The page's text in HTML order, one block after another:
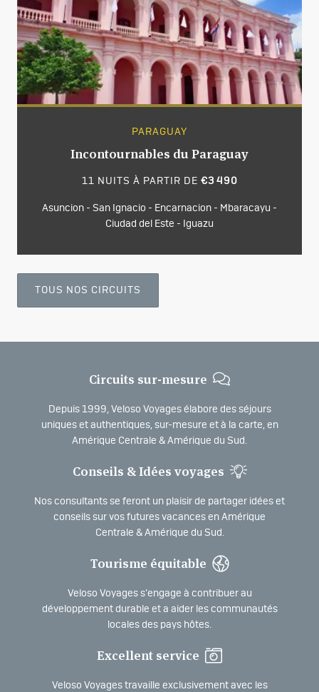
PARAGUAY
Incontournables du Paraguay
11 NUITS À PARTIR DE €3 490
Asuncion - San Ignacio - Encarnacion - Mbaracayu -
Ciudad del Este - Iguazu
TOUS NOS CIRCUITS
Circuits sur-mesure
Depuis 1999, Veloso Voyages élabore des séjours
uniques et authentiques, sur-mesure et à la carte, en
Amérique Centrale & Amérique du Sud.
Conseils & Idées voyages
Nos consultants se feront un plaisir de partager idées et
conseils sur vos futures vacances en Amérique
Centrale & Amérique du Sud.
Tourisme équitable
Veloso Voyages s’engage à contribuer au
développement durable et a aider les communautés
locales des pays hôtes.
Excellent service
Veloso Voyages travaille exclusivement avec les